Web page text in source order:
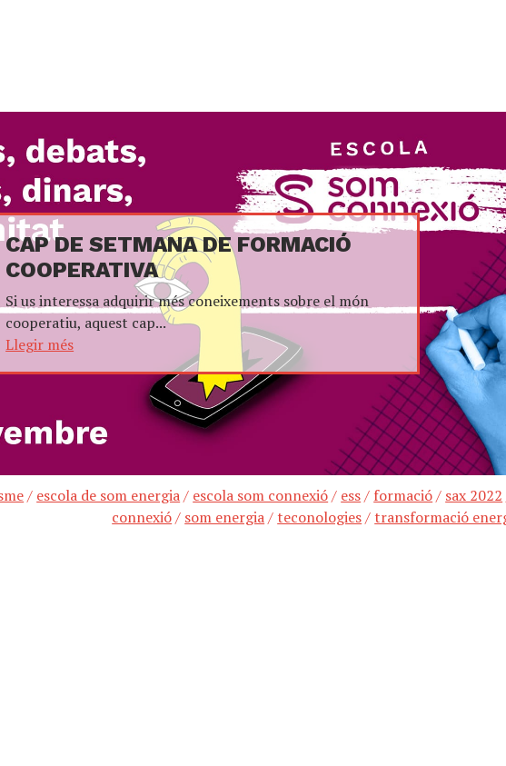
CAP DE SETMANA DE FORMACIÓ
COOPERATIVA
Si us interessa adquirir més coneixements sobre el món
cooperatiu, aquest cap...
Llegir més
/ escola de som energia/ escola som connexió/ ess/ formació/ sax 2022
connexió/ som energia/teconologies/transformació